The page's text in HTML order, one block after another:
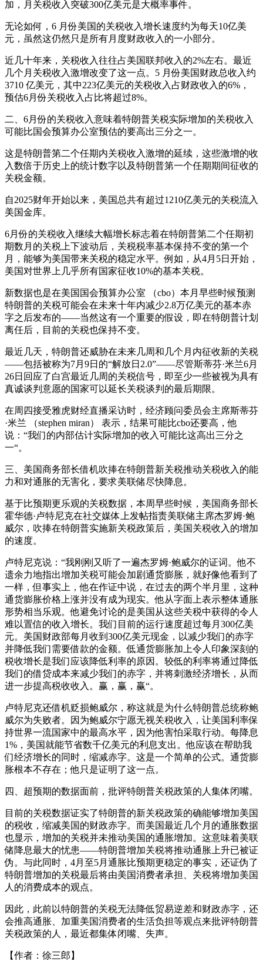
加，月关税收入突破300亿美元是大概率事件。
无论如何，6 月份美国的关税收入增长速度约为每天10亿美
元，虽然这仍然只是所有月度财政收入的一小部分。
近几十年来，关税收入往往占美国联邦收入的2%左右。最近
几个月关税收入激增改变了这一点。5 月份美国财政总收入约
3710 亿美元，其中223亿美元的关税收入占财政收入的6%，
预估6月份关税收入占比将超过8%。
二、6月份的关税收入意味着特朗普关税实际增加的关税收入
可能比国会预算办公室预估的要高出三分之一。
这是特朗普第二个任期内关税收入激增的延续，这些激增的收
入数倍于历史上的统计数字以及特朗普第一个任期期间征收的
关税金额。
自2025财年开始以来，美国总共有超过1210亿美元的关税流入
美国金库。
6月份的关税收入继续大幅增长标志着在特朗普第二个任期初
期数月的关税上下波动后，关税税率基本保持不变的第一个
月，能够为美国带来关税的稳定水平。例如，从4月5日开始，
美国对世界上几乎所有国家征收10%的基本关税。
新数据也是在美国国会预算办公室 （cbo）本月早些时候预测
特朗普的关税可能会在未来十年内减少2.8万亿美元的基本赤
字之后发布的——当然这有一个重要的假设，即在特朗普计划
离任后，目前的关税也保持不变。
最近几天，特朗普还威胁在未来几周和几个月内征收新的关税
——包括被称为7月9日的“解放日2.0”——尽管斯蒂芬·米兰6月
26日回应了白宫最近几周的关税信号，即至少一些被视为具有
真诚谈判意愿的国家可以延长关税谈判的最后期限。
在周四接受雅虎财经直播采访时，经济顾问委员会主席斯蒂芬
·米兰 （stephen miran） 表示，结果可能比cbo还要高，他
说：“我们的内部估计实际增加的收入可能比这高出三分之
一“。
三、美国商务部长借机吹捧在特朗普新关税推动关税收入的能
力和对通胀的无害化，要求美联储尽快降息。
基于比预期更乐观的关税数据，本周早些时候，美国商务部长
霍华德·卢特尼克在社交媒体上发帖指责美联储主席杰罗姆·鲍
威尔，吹捧在特朗普实施新关税政策后，美国关税收入的增加
的速度。
卢特尼克说：“我刚刚又听了一遍杰罗姆·鲍威尔的证词。他不
遗余力地指出增加关税可能会加剧通货膨胀，就好像他看到了
一样，但事实上，他在作证中说，在过去的两个半月里，这种
通货膨胀价格上涨并没有成为现实。他从字面上表示整体通胀
形势相当乐观。他避免讨论的是美国从这些关税中获得的令人
难以置信的收入增长。我们目前的运行速度超过每月300亿美
元。美国财政部每月收到300亿美元现金，以减少我们的赤字
并降低我们需要借款的金额。低通货膨胀加上令人印象深刻的
税收增长是我们应该降低利率的原因。较低的利率将通过降低
我们的借贷成本来减少我们的赤字，并将刺激经济增长，从而
进一步提高税收收入。赢，赢，赢“。
卢特尼克还借机贬损鲍威尔，称这就是为什么特朗普总统称鲍
威尔为失败者。因为鲍威尔宁愿无视关税收入，让美国利率保
持世界一流国家中的最高水平，因为他害怕采取行动。每降息
1%，美国就能节省数千亿美元的利息支出。他应该在帮助我
们经济增长的同时，缩减赤字。这是一个简单的公式。通货膨
胀根本不存在；他只是证明了这一点。
四、超预期的数据面前，批评特朗普关税政策的人集体闭嘴。
目前的关税数据证实了特朗普的新关税政策的确能够增加美国
的税收，缩减美国的财政赤字。而美国最近几个月的通胀数据
也显示，增加的关税并未推动美国的通胀增加。这意味着美联
储降息最大的忧患——特朗普增加关税将推动通胀上升已被证
伪。与此同时，4月至5月通胀比预期更稳定的事实，还证伪了
特朗普增加的关税最后将由美国消费者承担、关税将增加美国
人的消费成本的观点。
因此，此前以特朗普的关税无法降低贸易逆差和财政赤字，还
会推高通胀、加重美国消费者的生活负担等观点来批评特朗普
关税政策的人，最近都集体闭嘴、失声。
【作者：徐三郎】